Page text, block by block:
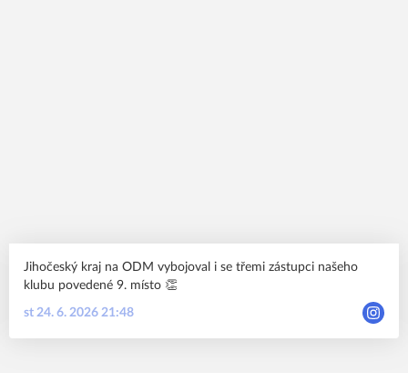
Jihočeský kraj na ODM vybojoval i se třemi zástupci našeho
klubu povedené 9. místo 👏
st 24. 6. 2026 21:48